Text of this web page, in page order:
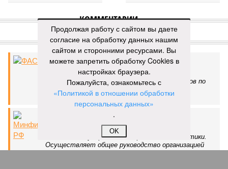
КОММЕНТАРИИ 0
Версия //Общество //Земля уже не раз показывала человечеству свой
крутой нрав – когда покажет снова?
Земля уже не раз показывала человечеству свой крутой
нрав – когда покажет снова?
Последние времена
Продолжая работу с сайтом вы даете
согласие на обработку данных нашим
сайтом и сторонними ресурсами. Вы
можете запретить обработку Cookies в
настройках браузера.
Пожалуйста, ознакомьтесь с
«Политикой в отношении обработки
персональных данных»
.
OK